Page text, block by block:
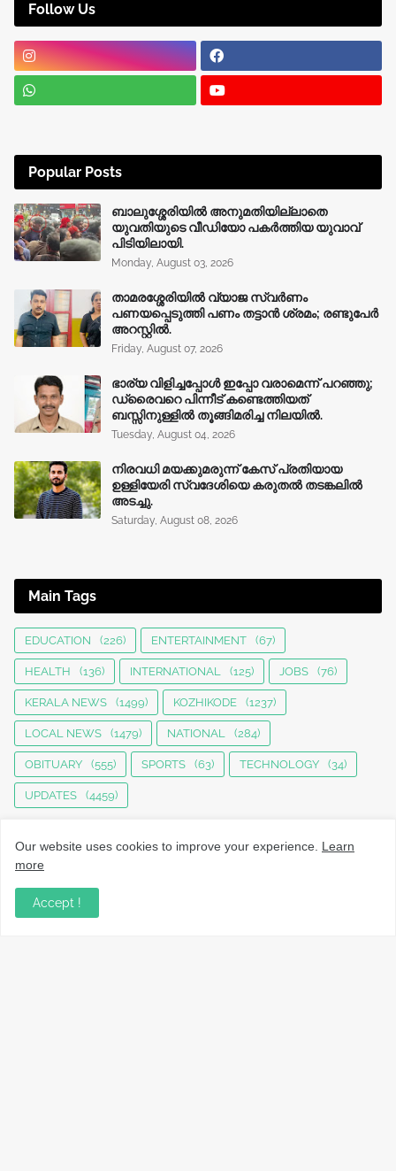
Follow Us
Popular Posts
ബാലുശ്ശേരിയിൽ അനുമതിയില്ലാതെ
യുവതിയുടെ വീഡിയോ പകർത്തിയ യുവാവ്
പിടിയിലായി.
Monday, August 03, 2026
താമരശ്ശേരിയിൽ വ്യാജ സ്വർണം
പണയപ്പെടുത്തി പണം തട്ടാൻ ശ്രമം; രണ്ടുപേർ
അറസ്റ്റിൽ.
Friday, August 07, 2026
ഭാര്യ വിളിച്ചപ്പോള്‍ ഇപ്പോ വരാമെന്ന് പറഞ്ഞു;
ഡ്രൈവറെ പിന്നീട് കണ്ടെത്തിയത്
ബസ്സിനുള്ളില്‍ തൂങ്ങിമരിച്ച നിലയിൽ.
Tuesday, August 04, 2026
നിരവധി മയക്കുമരുന്ന് കേസ് പ്രതിയായ
ഉള്ളിയേരി സ്വദേശിയെ കരുതൽ തടങ്കലിൽ
അടച്ചു.
Saturday, August 08, 2026
Main Tags
EDUCATION (226) ENTERTAINMENT (67)
HEALTH (136) INTERNATIONAL (125) JOBS (76)
KERALA NEWS (1499) KOZHIKODE (1237)
LOCAL NEWS (1479) NATIONAL (284)
OBITUARY (555) SPORTS (63) TECHNOLOGY (34)
UPDATES (4459)
നാട്ടുവാർത്തകൾ, തൊഴിൽ, വിദ്യാഭ്യാസം, വാണിജ്യം,
Our website uses cookies to improve your experience. Learn
more
Accept !